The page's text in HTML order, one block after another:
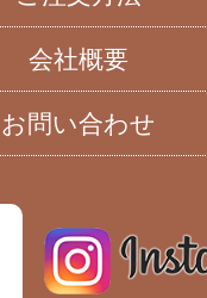
会社概要
お問い合わせ